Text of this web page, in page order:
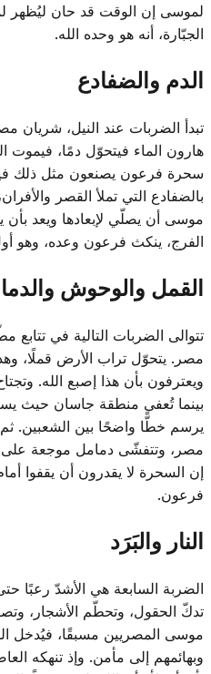
لموسى إن الوقت قد حان ليُظهر
الجبّارة، أنه هو وحده الله.
الدم والضفادع
تبدأ الضربات عند النيل،
هارون الماء فيتحوّل دمًا، فيموت
سحرة فرعون يصنعون مثل ذلك
بالضفادع التي تملأ القصر
موسى أن يصلّي لإبعادها ويعد
الفرج، ينكث فرعون وعده، وهو
القمل والوحوش
تتوالى الضربات التالية في
مصر. يتحوّل تراب الأرض قملًا،
ويعترفون بأن هذا إصبع الله.
بينما تُعفى منطقة جاسان حيث
يرسم خطًّا واضحًا بين الشعبين.
مصر، وتتفشّى دمامل موجعة على
إن السحرة لا يقدرون أن يقفوا
فرعون.
النار والبَرَد
الضربة السابعة هي الأشدّ رعبًا
تدكّ الحقول، وتحطّم الأشجار،
موسى المصريين مسبقًا، فيُدخل
وبهائمهم إلى مأمن. وإذ تنهكه